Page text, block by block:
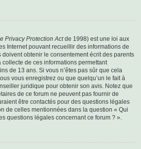
Privacy Protection Actde 1998) est une loi aux
Internet pouvant recueillir des informations de
obtenir le consentement écrit des parents
collecte de ces informations permettant
de 13 ans. Si vous n’êtes pas sûr que cela
vous enregistrez ou que quelqu’un le fait à
juridique pour obtenir son avis. Notez que
de ce forum ne peuvent pas fournir de
être contactés pour des questions légales
de celles mentionnées dans la question « Qui
questions légales concernant ce forum ? ».